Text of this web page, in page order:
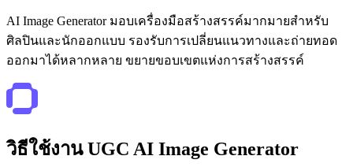
AI Image Generator มอบเครื่องมือสร้างสรรค์มากมายสำหรับ
ศิลปินและนักออกแบบ รองรับการเปลี่ยนแนวทางและถ่ายทอด
ออกมาได้หลากหลาย ขยายขอบเขตแห่งการสร้างสรรค์
วิธีใช้งาน UGC AI Image Generator